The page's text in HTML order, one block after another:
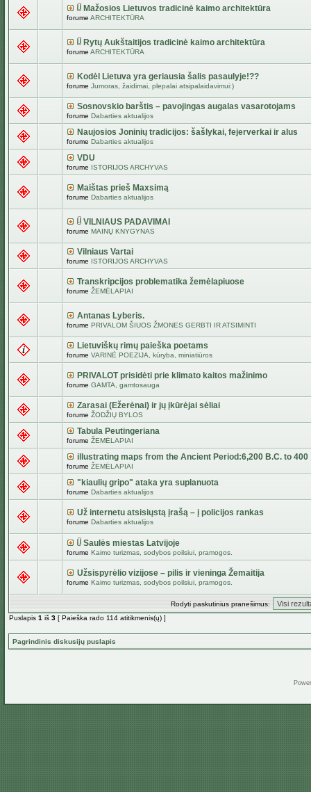
Mažosios Lietuvos tradicinė kaimo architektūra
forume ARCHITEKTŪRA
Rytų Aukštaitijos tradicinė kaimo architektūra
forume ARCHITEKTŪRA
Kodėl Lietuva yra geriausia šalis pasaulyje!??
forume Jumoras, žaidimai, plepalai atsipalaidavimui:)
Sosnovskio barštis – pavojingas augalas vasarotojams
forume Dabarties aktualijos
Naujosios Joninių tradicijos: šašlykai, fejerverkai ir alus
forume Dabarties aktualijos
VDU
forume ISTORIJOS ARCHYVAS
Maištas prieš Maxsimą
forume Dabarties aktualijos
VILNIAUS PADAVIMAI
forume MAINŲ KNYGYNAS
Vilniaus Vartai
forume ISTORIJOS ARCHYVAS
Transkripcijos problematika žemėlapiuose
forume ŽEMĖLAPIAI
Antanas Lyberis.
forume PRIVALOM ŠIUOS ŽMONES GERBTI IR ATSIMINTI
Lietuviškų rimų paieška poetams
forume VARINĖ POEZIJA, kūryba, miniatiūros
PRIVALOT prisidėti prie klimato kaitos mažinimo
forume GAMTA, gamtosauga
Zarasai (Ežerėnai) ir jų įkūrėjai sėliai
forume ŽODŽIŲ BYLOS
Tabula Peutingeriana
forume ŽEMĖLAPIAI
illustrating maps from the Ancient Period:6,200 B.C. to 400
forume ŽEMĖLAPIAI
"kiaulių gripo" ataka yra suplanuota
forume Dabarties aktualijos
Už internetu atsisiųstą įrašą – į policijos rankas
forume Dabarties aktualijos
Saulės miestas Latvijoje
forume Kaimo turizmas, sodybos poilsiui, pramogos.
Užsispyrėlio vizijose – pilis ir vieninga Žemaitija
forume Kaimo turizmas, sodybos poilsiui, pramogos.
Rodyti paskutinius pranešimus:
Puslapis 1 iš 3 [ Paieška rado 114 atitikmenis(ų) ]
Pagrindinis diskusijų puslapis